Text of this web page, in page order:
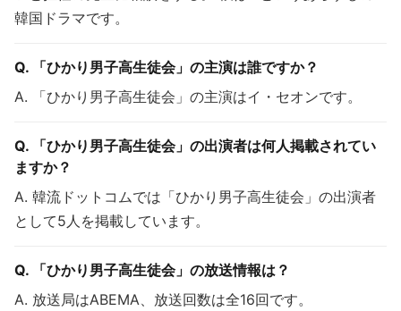
韓国ドラマです。
Q. 「ひかり男子高生徒会」の主演は誰ですか？
A. 「ひかり男子高生徒会」の主演はイ・セオンです。
Q. 「ひかり男子高生徒会」の出演者は何人掲載されてい
ますか？
A. 韓流ドットコムでは「ひかり男子高生徒会」の出演者
として5人を掲載しています。
Q. 「ひかり男子高生徒会」の放送情報は？
A. 放送局はABEMA、放送回数は全16回です。